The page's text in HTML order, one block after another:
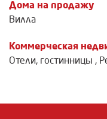
Дома на продажу
Вилла
Коммерческая
Отели, гостинницы ,